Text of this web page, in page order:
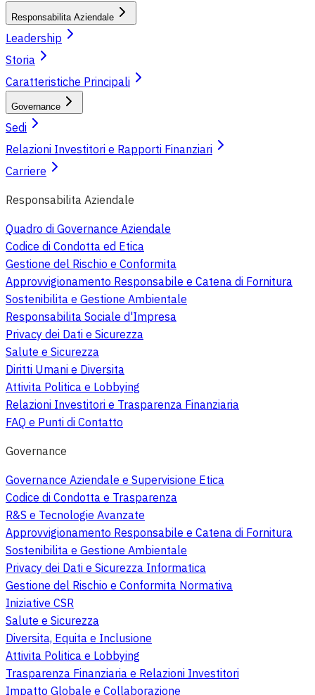
Responsabilita Aziendale
Leadership
Storia
Caratteristiche Principali
Governance
Sedi
Relazioni Investitori e Rapporti Finanziari
Carriere
Responsabilita Aziendale
Quadro di Governance Aziendale
Codice di Condotta ed Etica
Gestione del Rischio e Conformita
Approvvigionamento Responsabile e Catena di Fornitura
Sostenibilita e Gestione Ambientale
Responsabilita Sociale d'Impresa
Privacy dei Dati e Sicurezza
Salute e Sicurezza
Diritti Umani e Diversita
Attivita Politica e Lobbying
Relazioni Investitori e Trasparenza Finanziaria
FAQ e Punti di Contatto
Governance
Governance Aziendale e Supervisione Etica
Codice di Condotta e Trasparenza
R&S e Tecnologie Avanzate
Approvvigionamento Responsabile e Catena di Fornitura
Sostenibilita e Gestione Ambientale
Privacy dei Dati e Sicurezza Informatica
Gestione del Rischio e Conformita Normativa
Iniziative CSR
Salute e Sicurezza
Diversita, Equita e Inclusione
Attivita Politica e Lobbying
Trasparenza Finanziaria e Relazioni Investitori
Impatto Globale e Collaborazione